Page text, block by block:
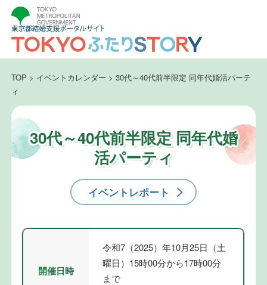
TOP > イベントカレンダー > 30代～40代前半限定 同年代婚活パーテ
ィ
30代～40代前半限定 同年代婚
活パーティ
イベントレポート
開催日時
令和7（2025）年10月25日（土
曜日）15時00分から17時00分
まで